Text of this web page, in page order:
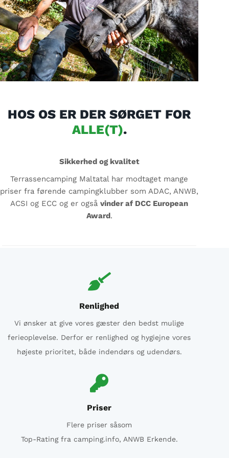
HOS OS ER DER SØRGET FOR
ALLE(T).
Sikkerhed og kvalitet
Terrassencamping Maltatal har modtaget mange
priser fra førende campingklubber som ADAC, ANWB,
ACSI og ECC og er også vinder af DCC European
Award.
Renlighed
Vi ønsker at give vores gæster den bedst mulige
ferieoplevelse. Derfor er renlighed og hygiejne vores
højeste prioritet, både indendørs og udendørs.
Priser
Flere priser såsom